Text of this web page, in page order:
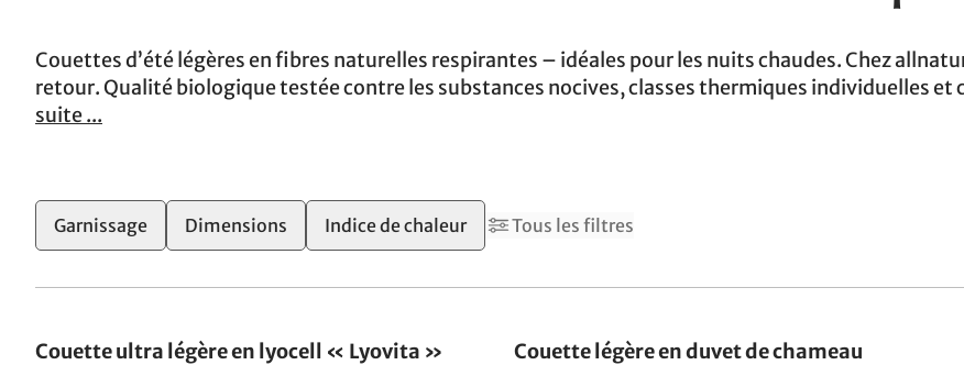
Couettes d’été légères en fibres naturelles respirantes – idéales pour les nuits chaudes. Chez
retour. Qualité biologique testée contre les substances nocives, classes thermiques individuelles
suite ...
Garnissage Dimensions Indice de chaleur Tous les filtres
Couette ultra légère en lyocell « Lyovita »
Couette légère en duvet de chameau